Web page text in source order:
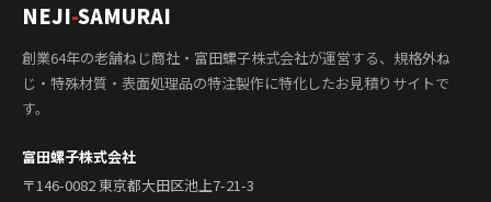
NEJI-SAMURAI
創業64年の老舗ねじ商社・富田螺子株式会社が運営する、規格外ね
じ・特殊材質・表面処理品の特注製作に特化したお見積りサイトで
す。
富田螺子株式会社
〒146-0082 東京都大田区池上7-21-3